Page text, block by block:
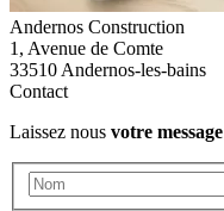
Andernos Construction
1, Avenue de Comte
33510 Andernos-les-bains
Contact
Laissez nous votre message